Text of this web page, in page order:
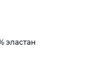
эластан